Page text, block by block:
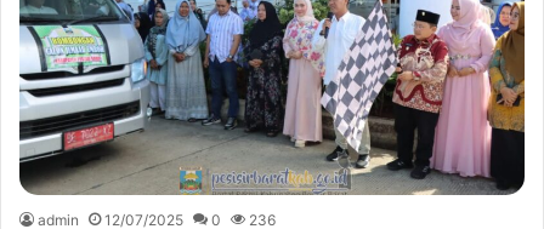
admin 12/07/2025 0 236